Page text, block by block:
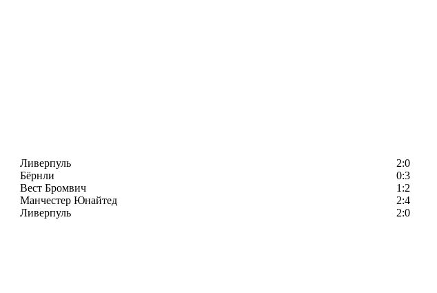
Ливерпуль 2:0
Бёрнли 0:3
Вест Бромвич 1:2
Манчестер Юнайтед 2:4
Ливерпуль 2:0